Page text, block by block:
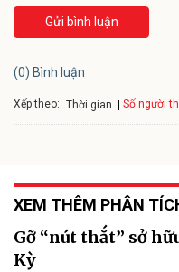
Gửi bình luận
(0) Bình luận
Xếp theo: Thời gian Số người
XEM THÊM PHÂN
Gỡ “nút thắt” sở
Kỳ